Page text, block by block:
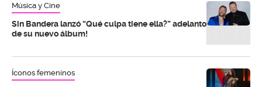
Música y Cine
Sin Bandera lanzó “Qué culpa tiene ella?” adelanto
de su nuevo álbum!
Íconos femeninos